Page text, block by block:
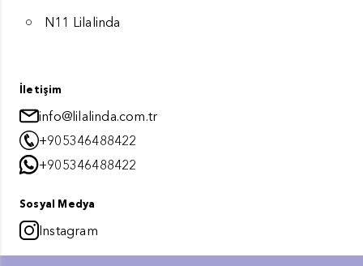
N11 Lilalinda
İletişim
info@lilalinda.com.tr
+905346488422
+905346488422
Sosyal Medya
Instagram